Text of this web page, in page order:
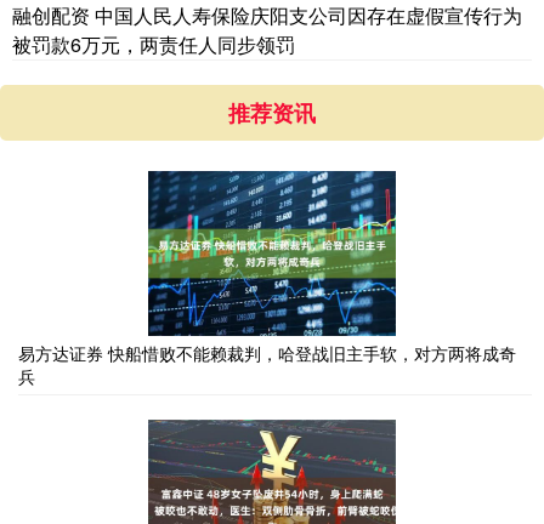
融创配资 中国人民人寿保险庆阳支公司因存在虚假宣传行为
被罚款6万元，两责任人同步领罚
推荐资讯
易方达证券 快船惜败不能赖裁判，哈登战旧主手软，对方两将成奇
兵